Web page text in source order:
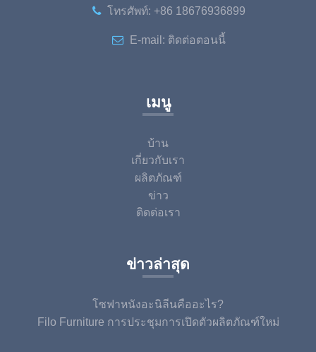
โทรศัพท์: +86 18676936899
E-mail: ติดต่อตอนนี้
เมนู
บ้าน
เกี่ยวกับเรา
ผลิตภัณฑ์
ข่าว
ติดต่อเรา
ข่าวล่าสุด
โซฟาหนังอะนิลีนคืออะไร?
Filo Furniture การประชุมการเปิดตัวผลิตภัณฑ์ใหม่